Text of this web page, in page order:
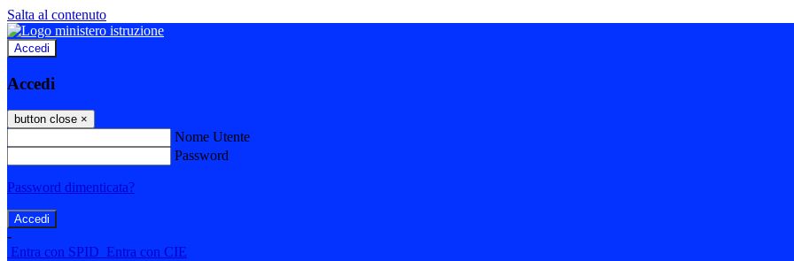
Salta al contenuto
Accedi
Accedi
button close ×
Nome Utente
Password
Password dimenticata?
-
Entra con SPID Entra con CIE